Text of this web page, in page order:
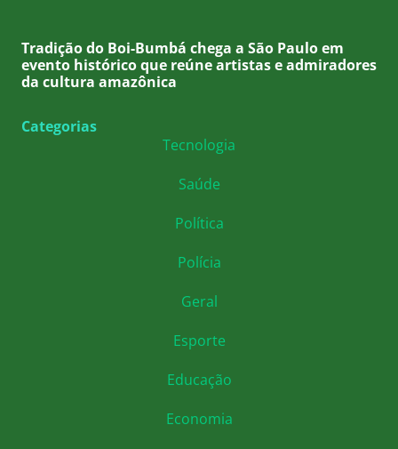
Tradição do Boi-Bumbá chega a São Paulo em
evento histórico que reúne artistas e admiradores
da cultura amazônica
Categorias
Tecnologia
Saúde
Política
Polícia
Geral
Esporte
Educação
Economia